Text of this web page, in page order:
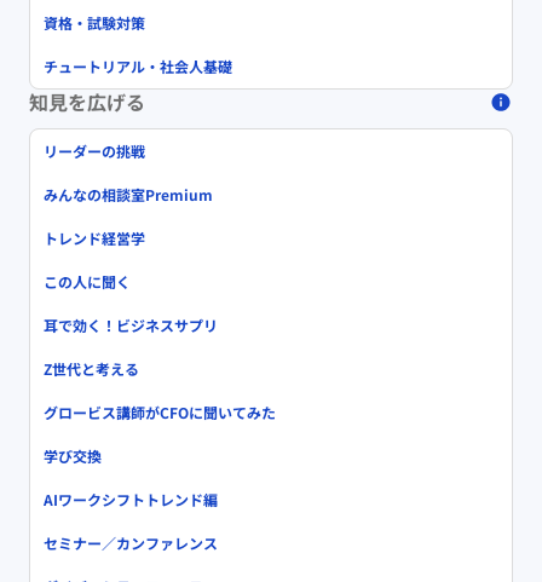
資格・試験対策
チュートリアル・社会人基礎
知見を広げる
リーダーの挑戦
みんなの相談室Premium
トレンド経営学
この人に聞く
耳で効く！ビジネスサプリ
Z世代と考える
グロービス講師がCFOに聞いてみた
学び交換
AIワークシフトトレンド編
セミナー／カンファレンス